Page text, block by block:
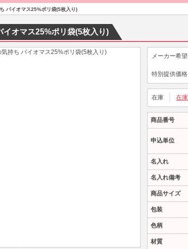
バイオマス25%ポリ袋(5枚入り)
イオマス25%ポリ袋(5枚入り)
メーカー希
特別提供価格
在庫 在
商品番号
申込単位
名入れ
名入れ備考
商品サイズ
包装
色柄
材質